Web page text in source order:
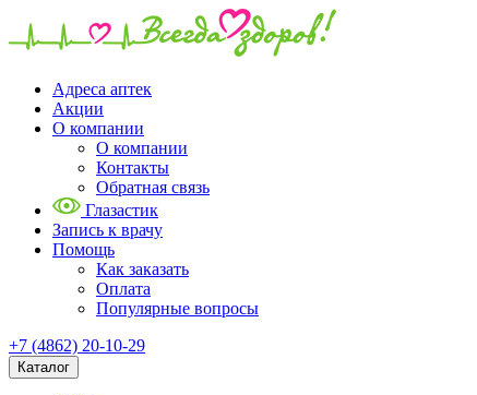
Адреса аптек
Акции
О компании
О компании
Контакты
Обратная связь
Глазастик
Запись к врачу
Помощь
Как заказать
Оплата
Популярные вопросы
+7 (4862) 20-10-29
Каталог